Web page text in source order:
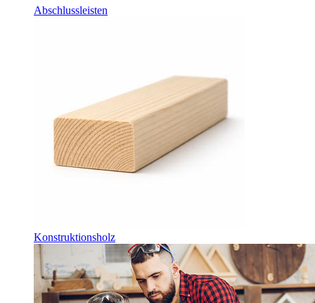
Abschlussleisten
Konstruktionsholz